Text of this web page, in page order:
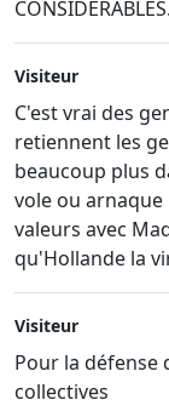
Visiteur
C'est vrai des
retiennent les
beaucoup plus
vole ou arnaque
valeurs avec
qu'Hollande la
Visiteur
Pour la défense
collectives